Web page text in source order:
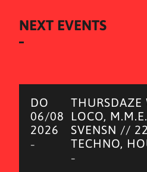
NEXT EVENTS
DO
06/08
2026
–
THURSDAZE
LOCO,
SVENSN //
TECHNO,
–